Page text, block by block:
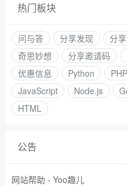
热门板块
问与答 分享发现
分
奇思妙想
分享邀请码
优惠信息
Python PHP
JavaScript
Node.js
HTML
公告
网站帮助 - Yoo趣儿